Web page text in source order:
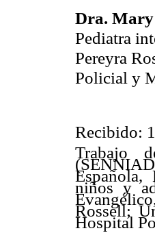
Dra. Mary
Pediatra
Pereyra
Policial y
Recibido:
Trabajo
niños y
Rossell;
Hospital